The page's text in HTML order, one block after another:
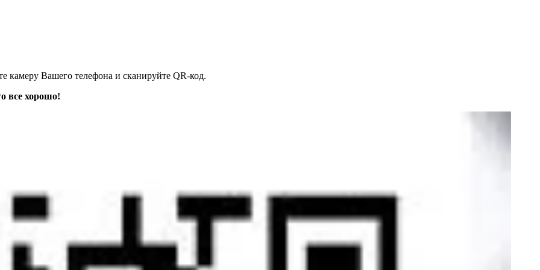
Вашего телефона и сканируйте QR-код.
все хорошо!